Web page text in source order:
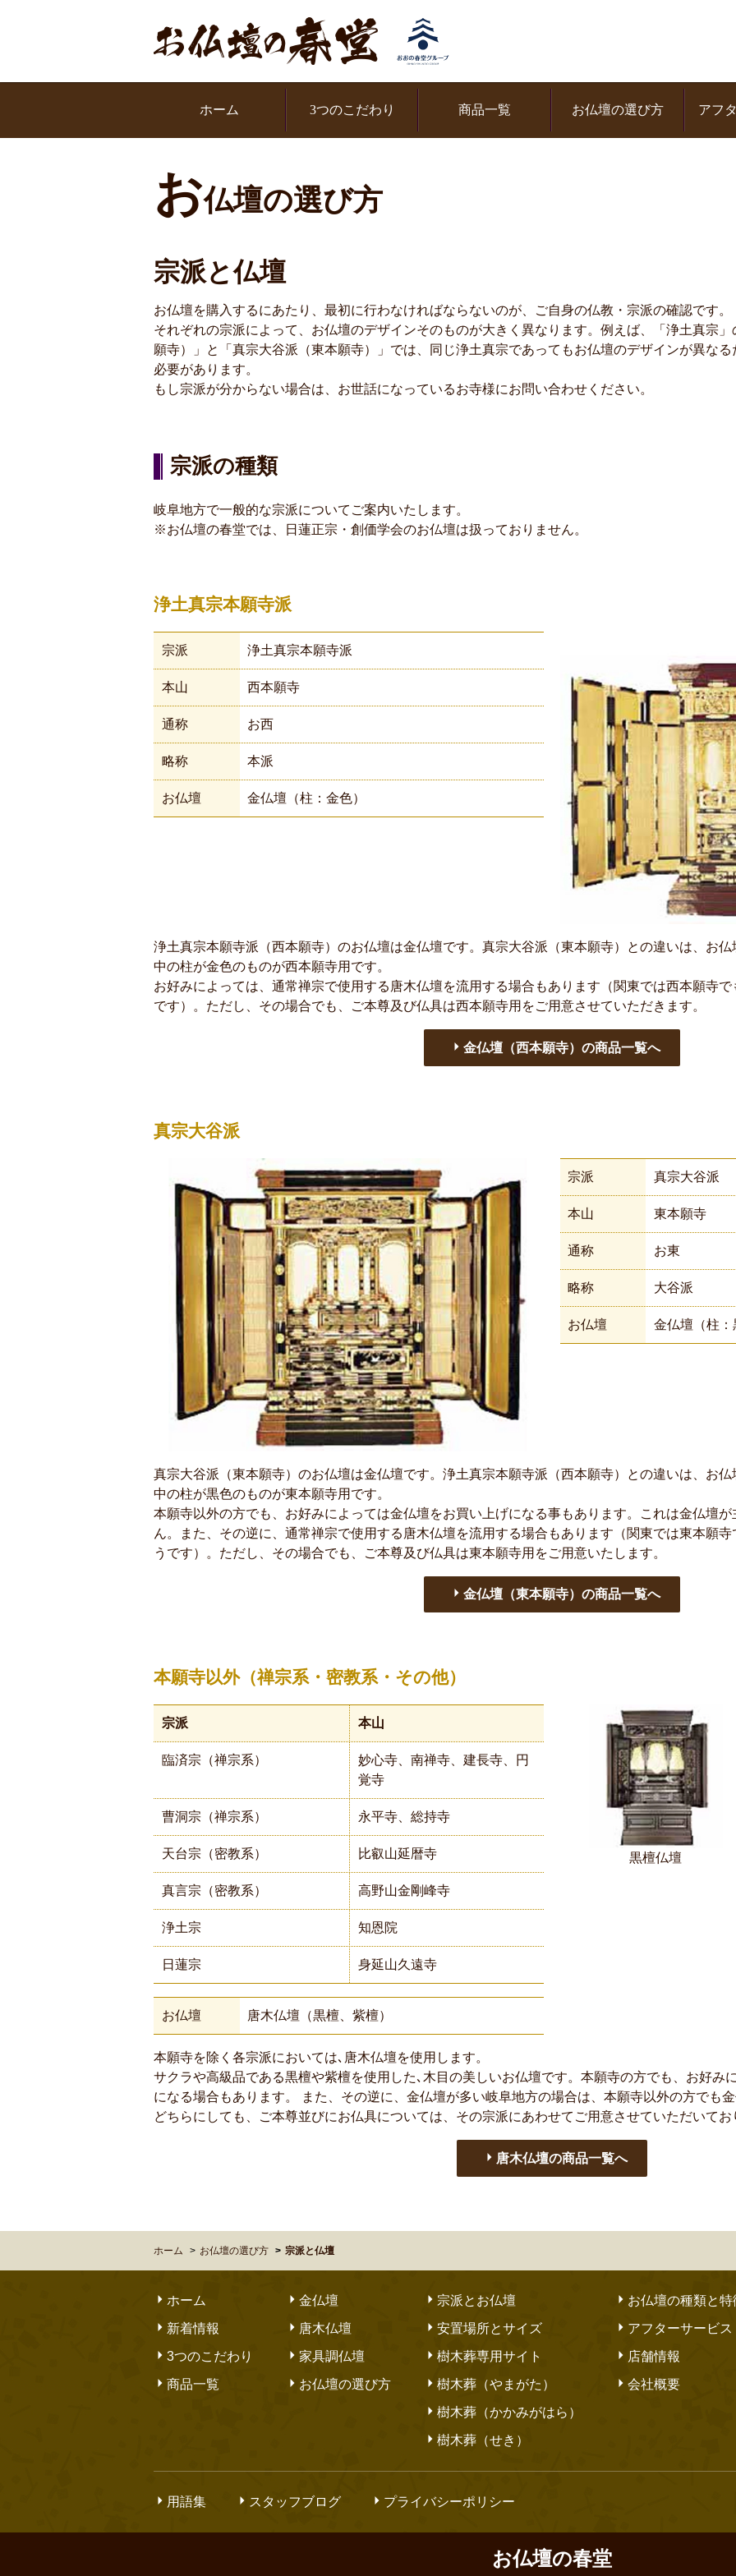
ホーム 3つのこだわり 商品一覧 お仏壇の選び方 アフ
お仏壇の選び方
宗派と仏壇
お仏壇を購入するにあたり、最初に行わなければならないのが、ご自身の仏教・宗派の確認です。
それぞれの宗派によって、お仏壇のデザインそのものが大きく異なります。例えば、「浄土真宗
願寺）」と「真宗大谷派（東本願寺）」では、同じ浄土真宗であってもお仏壇のデザインが異な
必要があります。
もし宗派が分からない場合は、お世話になっているお寺様にお問い合わせください。
宗派の種類
岐阜地方で一般的な宗派についてご案内いたします。
※お仏壇の春堂では、日蓮正宗・創価学会のお仏壇は扱っておりません。
浄土真宗本願寺派
宗派 浄土真宗本願寺派
本山 西本願寺
通称 お西
略称 本派
お仏壇 金仏壇（柱：金色）
浄土真宗本願寺派（西本願寺）のお仏壇は金仏壇です。真宗大谷派（東本願寺）との違いは、お
中の柱が金色のものが西本願寺用です。
お好みによっては、通常禅宗で使用する唐木仏壇を流用する場合もあります（関東では西本願寺
です）。ただし、その場合でも、ご本尊及び仏具は西本願寺用をご用意させていただきます。
金仏壇（西本願寺）の商品一覧へ
真宗大谷派
宗派 真宗大谷派
本山 東本願寺
通称 お東
略称 大谷派
お仏壇 金仏壇（柱：
真宗大谷派（東本願寺）のお仏壇は金仏壇です。浄土真宗本願寺派（西本願寺）との違いは、お
中の柱が黒色のものが東本願寺用です。
本願寺以外の方でも、お好みによっては金仏壇をお買い上げになる事もあります。これは金仏壇
ん。また、その逆に、通常禅宗で使用する唐木仏壇を流用する場合もあります（関東では東本願
うです）。ただし、その場合でも、ご本尊及び仏具は東本願寺用をご用意いたします。
金仏壇（東本願寺）の商品一覧へ
本願寺以外（禅宗系・密教系・その他）
黒檀仏壇
宗派 本山
臨済宗（禅宗系）
妙心寺、南禅寺、建長寺、円
覚寺
曹洞宗（禅宗系） 永平寺、総持寺
天台宗（密教系） 比叡山延暦寺
真言宗（密教系） 高野山金剛峰寺
浄土宗 知恩院
日蓮宗 身延山久遠寺
お仏壇 唐木仏壇（黒檀、紫檀）
本願寺を除く各宗派においては､唐木仏壇を使用します。
サクラや高級品である黒檀や紫檀を使用した､木目の美しいお仏壇です。本願寺の方でも、お好み
になる場合もあります。 また、その逆に、金仏壇が多い岐阜地方の場合は、本願寺以外の方でも
どちらにしても、ご本尊並びにお仏具については、その宗派にあわせてご用意させていただいてお
唐木仏壇の商品一覧へ
ホーム お仏壇の選び方 宗派と仏壇
ホーム
新着情報
3つのこだわり
商品一覧
金仏壇
唐木仏壇
家具調仏壇
お仏壇の選び方
宗派とお仏壇
安置場所とサイズ
樹木葬専用サイト
樹木葬（やまがた）
樹木葬（かかみがはら）
樹木葬（せき）
お仏壇の種類と特
アフターサービス
店舗情報
会社概要
仏壇公正取引協議会会員
用語集 スタッフブログ プライバシーポリシー
お仏壇の春堂